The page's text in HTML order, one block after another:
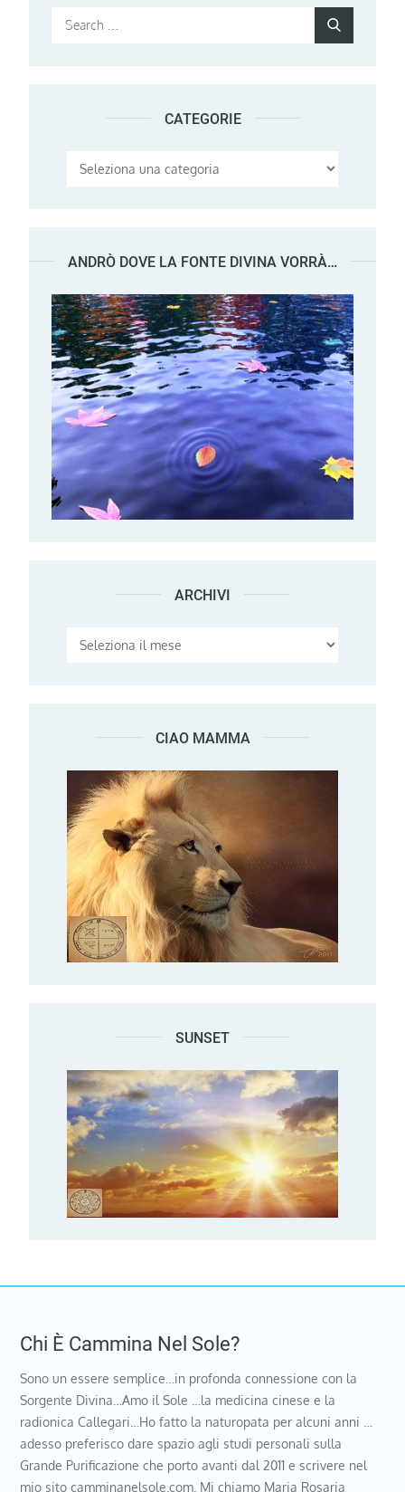
Search
CATEGORIE
Categorie
ANDRÒ DOVE LA FONTE DIVINA VORRÀ…
ARCHIVI Archivi
CIAO MAMMA
SUNSET
Chi È Cammina Nel Sole?
Sono un essere semplice…in profonda connessione con la
Sorgente Divina…Amo il Sole …la medicina cinese e la
radionica Callegari…Ho fatto la naturopata per alcuni anni …
adesso preferisco dare spazio agli studi personali sulla
Grande Purificazione che porto avanti dal 2011 e scrivere nel
mio sito camminanelsole.com. Mi chiamo Maria Rosaria